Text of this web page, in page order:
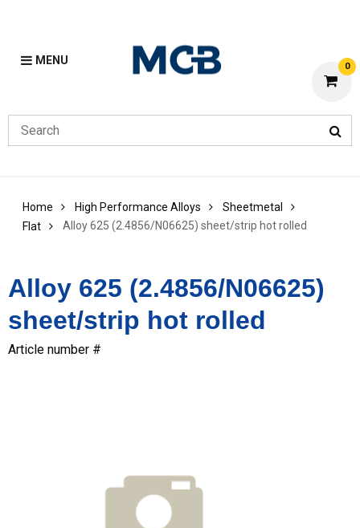
MENU 0
Home High Performance Alloys
Sheetmetal
Flat
Alloy 625 (2.4856/N06625) sheet/strip hot rolled
Alloy 625 (2.4856/N06625)
sheet/strip hot rolled
Article number #